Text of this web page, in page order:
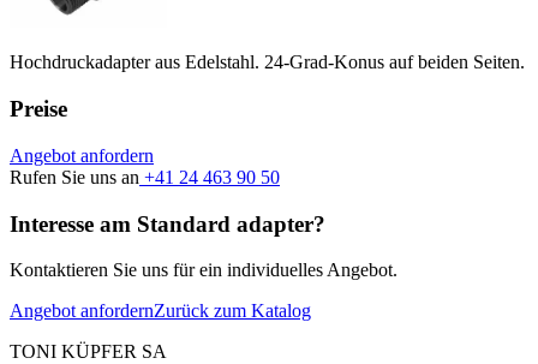
Hochdruckadapter aus Edelstahl. 24-Grad-Konus auf beiden Seiten.
Preise
Angebot anfordern
Rufen Sie uns an +41 24 463 90 50
Interesse am Standard adapter?
Kontaktieren Sie uns für ein individuelles Angebot.
Angebot anfordernZurück zum Katalog
TONI KÜPFER SA